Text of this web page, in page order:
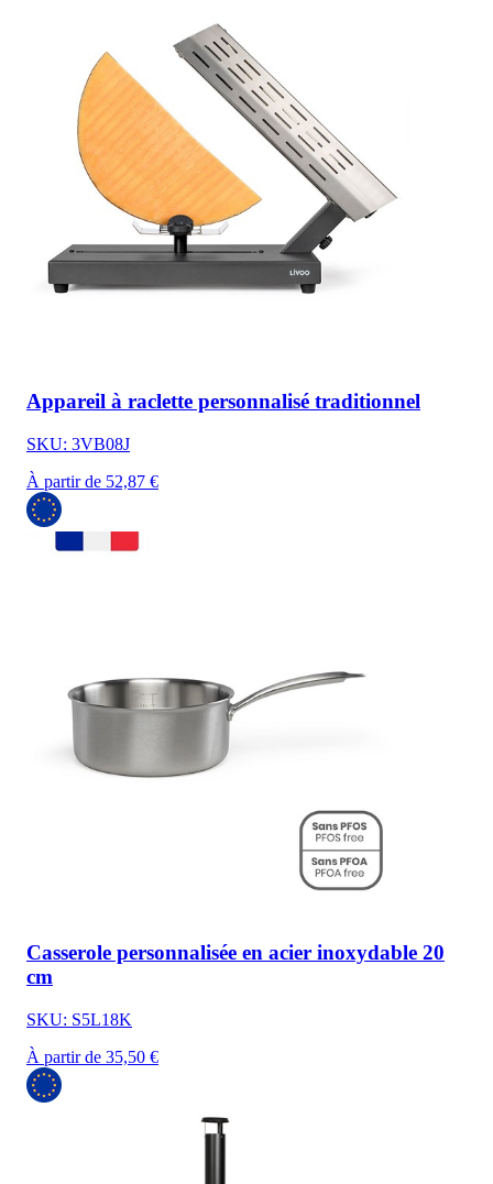
Appareil à raclette personnalisé traditionnel
SKU: 3VB08J
À partir de 52,87 €
Casserole personnalisée en acier inoxydable 20
cm
SKU: S5L18K
À partir de 35,50 €